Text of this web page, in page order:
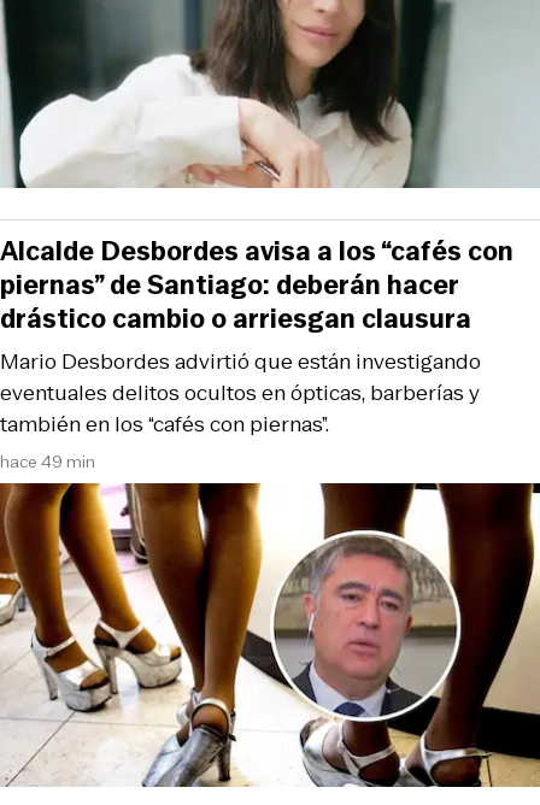
hace 49 min
Mario Desbordes advirtió que están investigando
eventuales delitos ocultos en ópticas, barberías y
también en los “cafés con piernas”.
Alcalde Desbordes avisa a los “cafés con
piernas” de Santiago: deberán hacer
drástico cambio o arriesgan clausura